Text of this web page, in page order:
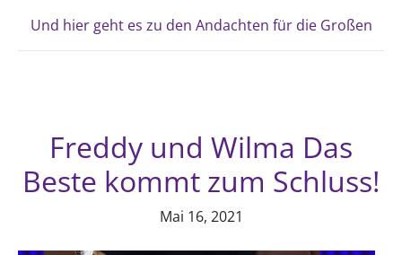
Und hier geht es zu den Andachten für die Großen
Freddy und Wilma Das
Beste kommt zum Schluss!
Mai 16, 2021